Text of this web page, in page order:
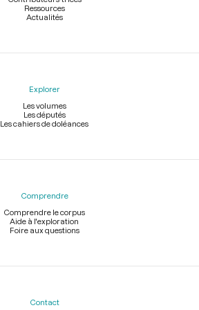
Ressources
Actualités
Explorer
Les volumes
Les députés
Les cahiers de doléances
Comprendre
Comprendre le corpus
Aide à l'exploration
Foire aux questions
Contact